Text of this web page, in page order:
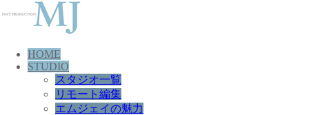
HOME
STUDIO
スタジオ一覧
リモート編集
エムジェイの魅力